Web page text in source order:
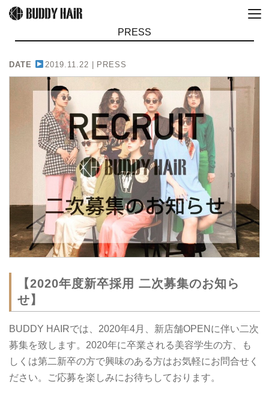
PRESS
DATE 2019.11.22 | PRESS
【2020年度新卒採用 二次募集のお知ら
せ】
BUDDY HAIRでは、2020年4月、新店舗OPENに伴い二次
募集を致します。2020年に卒業される美容学生の方、も
しくは第二新卒の方で興味のある方はお気軽にお問合せく
ださい。ご応募を楽しみにお待ちしております。